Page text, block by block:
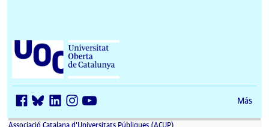
Universitat Oberta de Catalunya (UOC)
Más